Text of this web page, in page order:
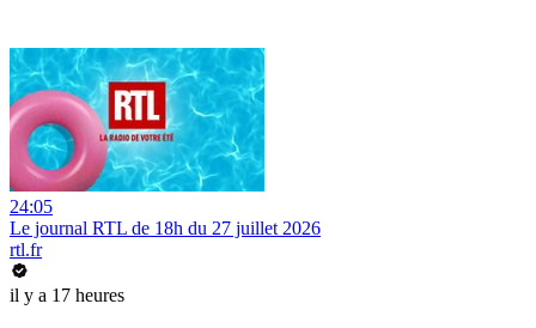
24:05
Le journal RTL de 18h du 27 juillet 2026
rtl.fr
il y a 17 heures